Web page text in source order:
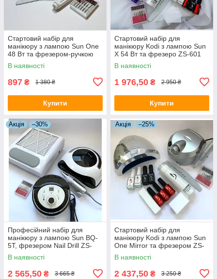
Стартовий набір для
манікюру з лампою Sun One
48 Вт та фрезером-ручкою
В наявності
897 ₴ 1 380 ₴
Купити
Стартовий набір для
манікюру Kodi з лампою Sun
X 54 Вт та фрезеро ZS-601
В наявності
1 976,50 ₴ 2 950 ₴
Купити
Акція –30%
Професійний набір для
манікюру з лампою Sun BQ-
5T, фрезером Nail Drill ZS-
606 та витяжкою 858-8
В наявності
2 565,50 ₴ 3 665 ₴
Акція –25%
Стартовий набір для
манікюру Kodi з лампою Sun
One Mirror та фрезером ZS-
601
В наявності
2 437,50 ₴ 3 250 ₴